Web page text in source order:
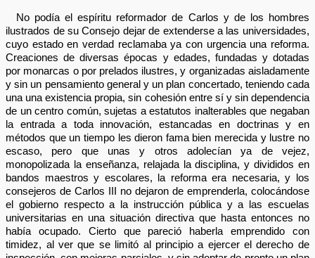
No podía el espíritu reformador de Carlos y de los hombres
ilustrados de su Consejo dejar de extenderse a las universidades,
cuyo estado en verdad reclamaba ya con urgencia una reforma.
Creaciones de diversas épocas y edades, fundadas y dotadas
por monarcas o por prelados ilustres, y organizadas aisladamente
y sin un pensamiento general y un plan concertado, teniendo cada
una una existencia propia, sin cohesión entre sí y sin dependencia
de un centro común, sujetas a estatutos inalterables que negaban
la entrada a toda innovación, estancadas en doctrinas y en
métodos que un tiempo les dieron fama bien merecida y lustre no
escaso, pero que unas y otros adolecían ya de vejez,
monopolizada la enseñanza, relajada la disciplina, y divididos en
bandos maestros y escolares, la reforma era necesaria, y los
consejeros de Carlos III no dejaron de emprenderla, colocándose
el gobierno respecto a la instrucción pública y a las escuelas
universitarias en una situación directiva que hasta entonces no
había ocupado. Cierto que pareció haberla emprendido con
timidez, al ver que se limitó al principio a ejercer el derecho de